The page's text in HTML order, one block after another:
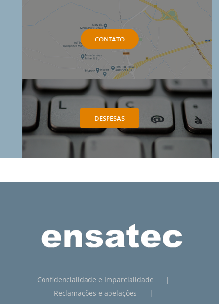
CONTATO
DESPESAS
Confidencialidade e Imparcialidade
Reclamações e apelações